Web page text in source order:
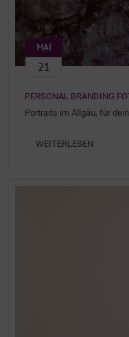
MAI
21
PERSONAL BRANDING
Portraits im Allgäu, für
WEITERLESEN